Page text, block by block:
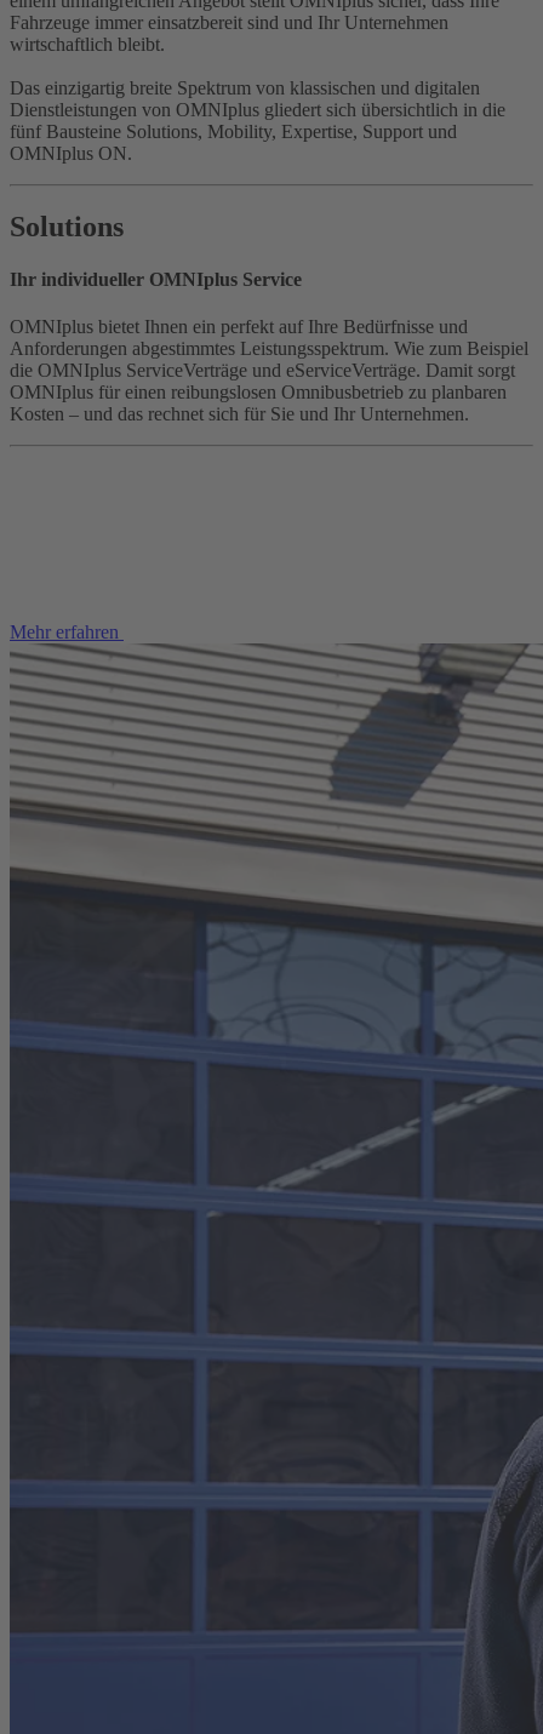
Fahrzeuge immer einsatzbereit sind und Ihr Unternehmen
wirtschaftlich bleibt.
Das einzigartig breite Spektrum von klassischen und digitalen
Dienstleistungen von OMNIplus gliedert sich übersichtlich in die
fünf Bausteine Solutions, Mobility, Expertise, Support und
OMNIplus ON.
Solutions
Ihr individueller OMNIplus Service
OMNIplus bietet Ihnen ein perfekt auf Ihre Bedürfnisse und
Anforderungen abgestimmtes Leistungsspektrum. Wie zum Beispiel
die OMNIplus ServiceVerträge und eServiceVerträge. Damit sorgt
OMNIplus für einen reibungslosen Omnibusbetrieb zu planbaren
Kosten – und das rechnet sich für Sie und Ihr Unternehmen.
Mehr erfahren